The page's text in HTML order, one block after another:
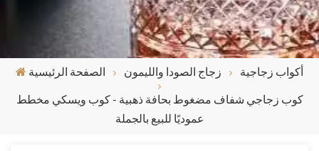
الصفحة الرئيسية زجاج الصودا والليمون أكواب زجاجية
كوب زجاجي شفاف مضغوط بحافة ذهبية - كوب ويسكي مخطط
عموديًا للبيع بالجملة